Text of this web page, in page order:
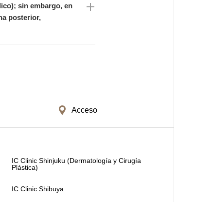
sin embargo, en
posterior,
Acceso
IC Clinic Shinjuku (Dermatología y Cirugía
Plástica)
IC Clinic Shibuya